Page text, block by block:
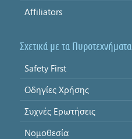
Affiliators
Σχετικά με τα Πυροτεχνήματα
Safety First
Οδηγίες Χρήσης
Συχνές Ερωτήσεις
Νομοθεσία